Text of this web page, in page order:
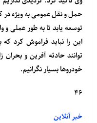
حمل و نقل عمومی به ویژه
توسعه یابد تا به طور عملی
این را نباید فراموش کرد
توانند حادثه آفرین و
خودروها بسیار نگرانیم.
۴۶
خبر آنلاین